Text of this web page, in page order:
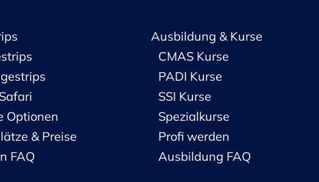
Optionen
& Preise
FAQ
Ausbildung & Kurse
CMAS Kurse
PADI Kurse
SSI Kurse
Spezialkurse
Profi werden
Ausbildung FAQ